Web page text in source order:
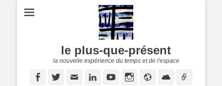
le plus-que-présent
la nouvelle expérience du temps et de l'espace
FacebookTwitter LinkedinYouTubeInstagram
Site
Cloud